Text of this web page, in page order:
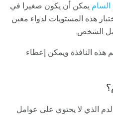
السام يمكن أن يكون صغيرا في
هذه المستويات لدواء معين
الشخص.
هذه النافذة ويمكن إعطاء
الذي لا يحتوي على عوامل